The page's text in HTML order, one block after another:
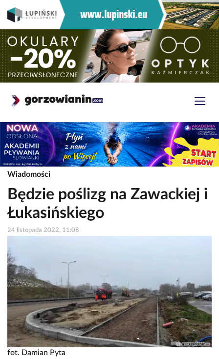
Wiadomości
Będzie poślizg na Zawackiej i
Łukasińskiego
24 listopada 2022, 11:08
fot. Damian Pyta